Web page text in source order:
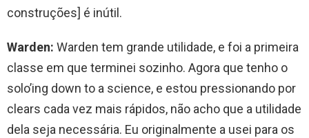
construções] é inútil.
Warden: Warden tem grande utilidade, e foi a primeira
classe em que terminei sozinho. Agora que tenho o
solo’ing down to a science, e estou pressionando por
clears cada vez mais rápidos, não acho que a utilidade
dela seja necessária. Eu originalmente a usei para os